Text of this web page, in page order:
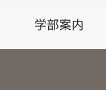
学部案内